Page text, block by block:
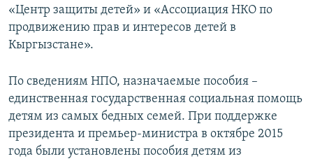
TÜRKMENÇE
«Центр защиты детей» и «Ассоциация НКО по
продвижению прав и интересов детей в
Кыргызстане».
По сведениям НПО, назначаемые пособия –
единственная государственная социальная помощь
детям из самых бедных семей. При поддержке
президента и премьер-министра в октябре 2015
года были установлены пособия детям из